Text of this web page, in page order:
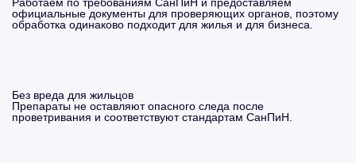
официальные документы для проверяющих органов, поэтому
обработка одинаково подходит для жилья и для бизнеса.
Без вреда для жильцов
Препараты не оставляют опасного следа после
проветривания и соответствуют стандартам СанПиН.